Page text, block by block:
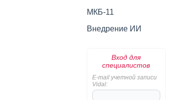
МКБ-11
Внедрение ИИ
Вход для
специалистов
E-mail учетной записи
Vidal: